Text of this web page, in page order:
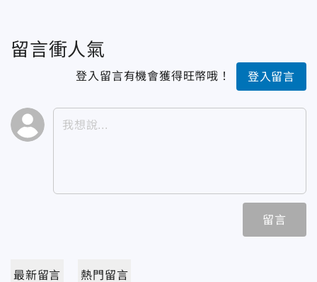
留言衝人氣
登入留言有機會獲得旺幣哦！ 登入留言
留言
最新留言 熱門留言